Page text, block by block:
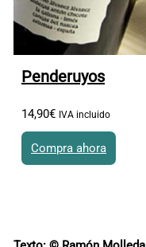
Penderuyos
14,90€ IVA incluido
Compra ahora